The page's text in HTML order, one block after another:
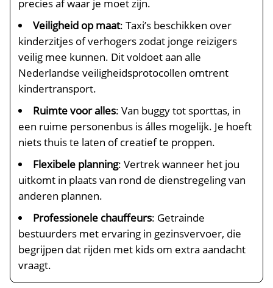
precies af waar je moet zijn.
Veiligheid op maat: Taxi’s beschikken over
kinderzitjes of verhogers zodat jonge reizigers
veilig mee kunnen. Dit voldoet aan alle
Nederlandse veiligheidsprotocollen omtrent
kindertransport.
Ruimte voor alles: Van buggy tot sporttas, in
een ruime personenbus is álles mogelijk. Je hoeft
niets thuis te laten of creatief te proppen.
Flexibele planning: Vertrek wanneer het jou
uitkomt in plaats van rond de dienstregeling van
anderen plannen.
Professionele chauffeurs: Getrainde
bestuurders met ervaring in gezinsvervoer, die
begrijpen dat rijden met kids om extra aandacht
vraagt.